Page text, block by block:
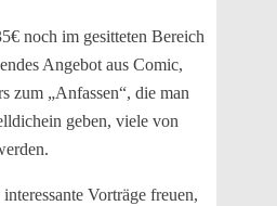
noch im gesitteten Bereich
Angebot aus Comic,
zum „Anfassen“, die man
geben, viele von
Vorträge freuen,